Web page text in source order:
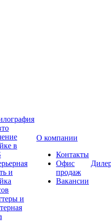
в
и
и
О компании
Контакты
Офис
продаж
Вакансии